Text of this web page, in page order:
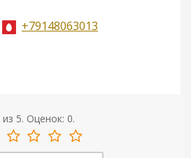
+79148063013
из 5. Оценок: 0.